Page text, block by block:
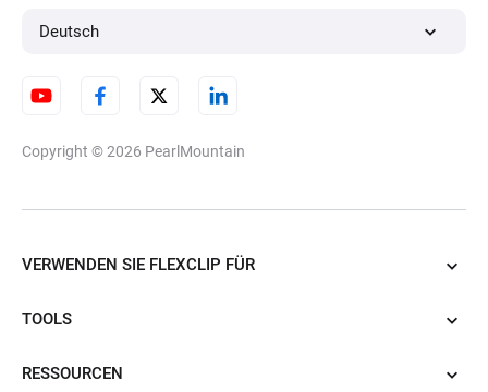
Deutsch
Copyright © 2026 PearlMountain
VERWENDEN SIE FLEXCLIP FÜR
TOOLS
RESSOURCEN